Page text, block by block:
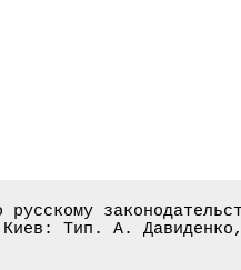
русскому
Тип. А.